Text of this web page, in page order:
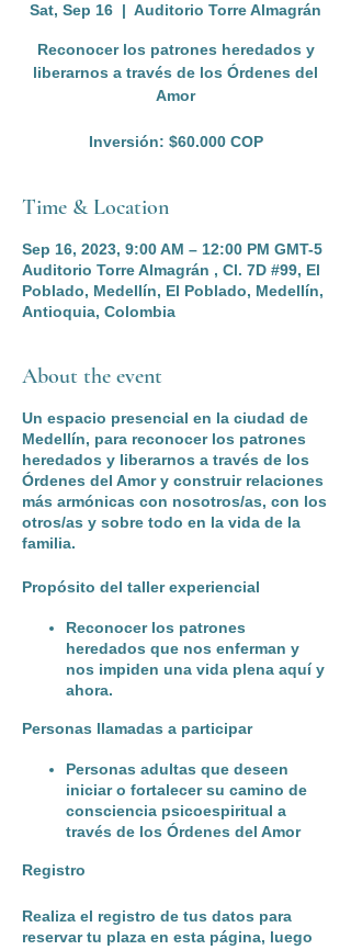
Sat, Sep 16
  |
Auditorio Torre Almagrán
Reconocer los patrones heredados y
liberarnos a través de los Órdenes del
Amor
Inversión: $60.000 COP
Time & Location
Sep 16, 2023, 9:00 AM – 12:00 PM GMT-5
Auditorio Torre Almagrán , Cl. 7D #99, El
Poblado, Medellín, El Poblado, Medellín,
Antioquia, Colombia
About the event
Un espacio presencial en la ciudad de
Medellín, para reconocer los patrones
heredados y liberarnos a través de los
Órdenes del Amor y construir relaciones
más armónicas con nosotros/as, con los
otros/as y sobre todo en la vida de la
familia.
Propósito del taller experiencial
Reconocer los patrones
heredados que nos enferman y
nos impiden una vida plena aquí y
ahora.
Personas llamadas a participar
Personas adultas que deseen
iniciar o fortalecer su camino de
consciencia psicoespiritual a
través de los Órdenes del Amor
Registro
Realiza el registro de tus datos para
reservar tu plaza en esta página, luego